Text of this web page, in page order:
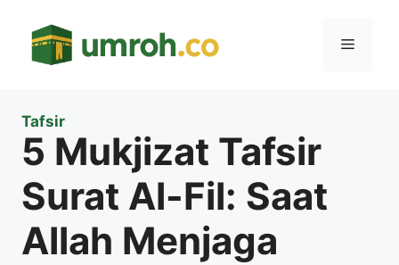
Menu
Tafsir
5 Mukjizat Tafsir
Surat Al-Fil: Saat
Allah Menjaga